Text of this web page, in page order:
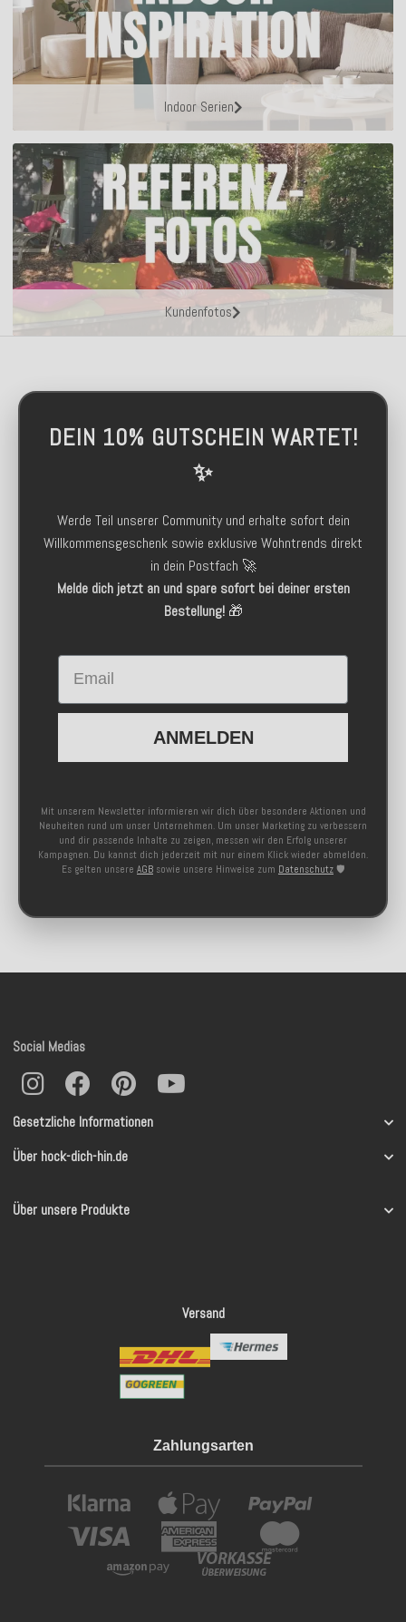
Indoor Serien
Kundenfotos
DEIN 10% GUTSCHEIN WARTET!
✨
Werde Teil unserer Community und erhalte sofort dein
Willkommensgeschenk sowie exklusive Wohntrends direkt
in dein Postfach 🚀
Melde dich jetzt an und spare sofort bei deiner ersten
Bestellung!🎁
Email
ANMELDEN
Mit unserem Newsletter informieren wir dich über besondere Aktionen und
Neuheiten rund um unser Unternehmen. Um unser Marketing zu verbessern
und dir passende Inhalte zu zeigen, messen wir den Erfolg unserer
Kampagnen. Du kannst dich jederzeit mit nur einem Klick wieder abmelden.
Es gelten unsere AGB sowie unsere Hinweise zum Datenschutz 🛡️
Gesetzliche Informationen
Über hock-dich-hin.de
Über unsere Produkte
Social Medias
Versand
Zahlungsarten